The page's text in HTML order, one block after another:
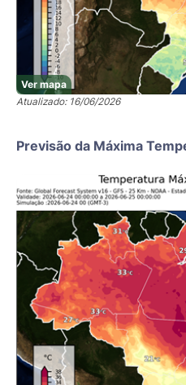
Ver mapa
Atualizado: 16/06/2026
Previsão da Máxima